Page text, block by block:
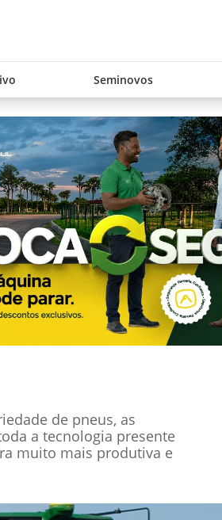
Seminovos
de pneus, as
a tecnologia presente
muito mais produtiva e